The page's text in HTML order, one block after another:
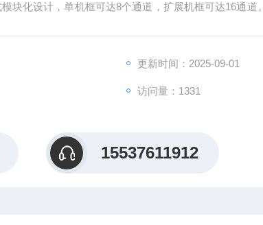
块化设计，单机框可达8个通道，扩展机框可达16通道
更新时间：2025-09-01
访问量：1331
15537611912